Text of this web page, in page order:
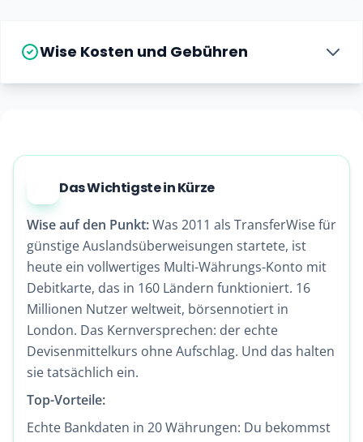
Wise Kosten und Gebühren
Das Wichtigste in Kürze
Wise auf den Punkt:Was 2011 als TransferWise für
günstige Auslandsüberweisungen startete, ist
heute ein vollwertiges Multi-Währungs-Konto mit
Debitkarte, das in 160 Ländern funktioniert. 16
Millionen Nutzer weltweit, börsennotiert in
London. Das Kernversprechen: der echte
Devisenmittelkurs ohne Aufschlag. Und das halten
sie tatsächlich ein.
Top-Vorteile:
Echte Bankdaten in 20 Währungen: Du bekommst